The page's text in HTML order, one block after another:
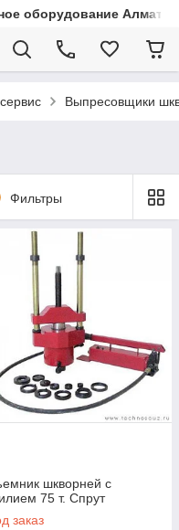
оборудование Алматы
Выпресовщики
Фильтры
шкворней с
75 т. Спрут
заказ